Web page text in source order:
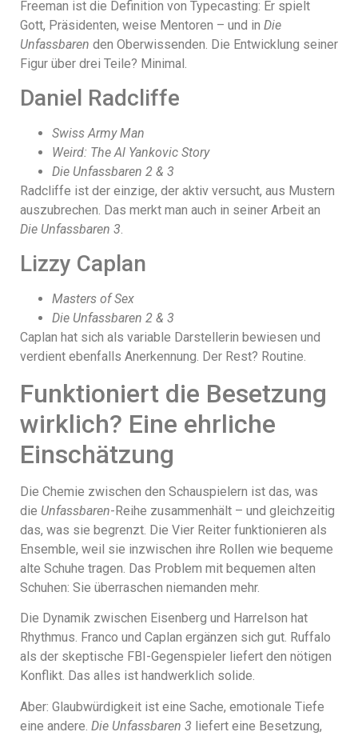
Freeman ist die Definition von Typecasting: Er spielt
Gott, Präsidenten, weise Mentoren – und in Die
Unfassbaren den Oberwissenden. Die Entwicklung seiner
Figur über drei Teile? Minimal.
Daniel Radcliffe
Swiss Army Man
Weird: The Al Yankovic Story
Die Unfassbaren 2 & 3
Radcliffe ist der einzige, der aktiv versucht, aus Mustern
auszubrechen. Das merkt man auch in seiner Arbeit an
Die Unfassbaren 3.
Lizzy Caplan
Masters of Sex
Die Unfassbaren 2 & 3
Caplan hat sich als variable Darstellerin bewiesen und
verdient ebenfalls Anerkennung. Der Rest? Routine.
Funktioniert die Besetzung
wirklich? Eine ehrliche
Einschätzung
Die Chemie zwischen den Schauspielern ist das, was
die Unfassbaren-Reihe zusammenhält – und gleichzeitig
das, was sie begrenzt. Die Vier Reiter funktionieren als
Ensemble, weil sie inzwischen ihre Rollen wie bequeme
alte Schuhe tragen. Das Problem mit bequemen alten
Schuhen: Sie überraschen niemanden mehr.
Die Dynamik zwischen Eisenberg und Harrelson hat
Rhythmus. Franco und Caplan ergänzen sich gut. Ruffalo
als der skeptische FBI-Gegenspieler liefert den nötigen
Konflikt. Das alles ist handwerklich solide.
Aber: Glaubwürdigkeit ist eine Sache, emotionale Tiefe
eine andere. Die Unfassbaren 3 liefert eine Besetzung,